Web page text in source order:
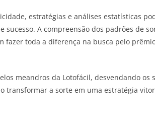
estratégias e análises estatísticas
sucesso. A compreensão dos padrões de
fazer toda a diferença na busca pelo
meandros da Lotofácil, desvendando os
transformar a sorte em uma estratégia